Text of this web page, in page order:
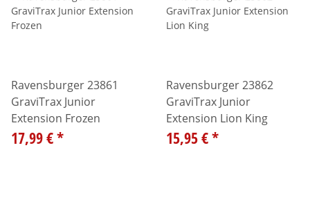
Ravensburger 23861
GraviTrax Junior
Extension Frozen
17,99 €*
Ravensburger 23862
GraviTrax Junior
Extension Lion King
15,95 €*